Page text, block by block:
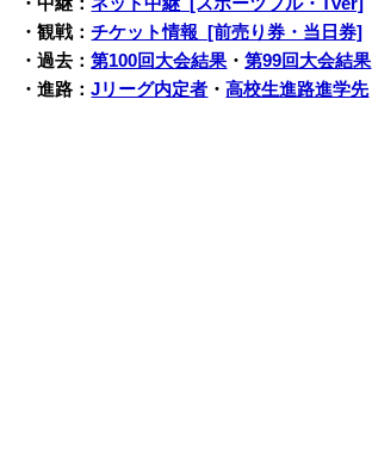
・観戦：チケット情報 [前売り券・当日券]
・過去：第100回大会結果 ・第99回大会結果
・進路：Jリーグ内定者 ・高校生進路進学先